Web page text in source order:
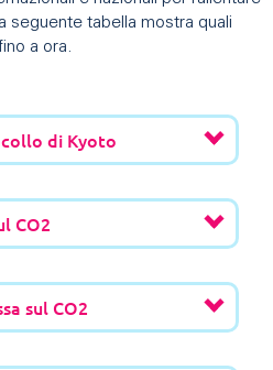
seguente tabella mostra quali
a ora.
di Kyoto
CO2
sul CO2